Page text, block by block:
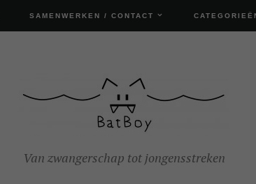
SAMENWERKEN / CONTACT
Van zwangerschap tot jongensstreken